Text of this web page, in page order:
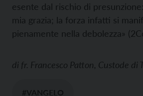
esente dal rischio di
mia grazia; la forza infatti si
pienamente nella debolezza»
di fr. Francesco Patton, Custode di
#VANGELO